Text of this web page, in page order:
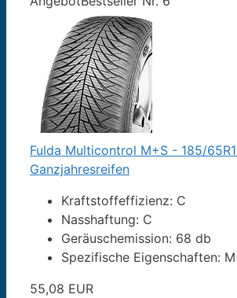
Fulda Multicontrol M+S - 185/
Ganzjahresreifen
Kraftstoffeffizienz: C
Nasshaftung: C
Geräuschemission: 68 db
Spezifische Eigenschaften:
55,08 EUR